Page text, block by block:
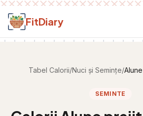
Salt la conținut
FitDiary
Tabel Calorii/Nuci și Semințe/
SEMINTE